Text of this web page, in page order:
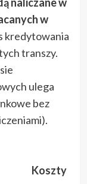
w
kredytowania
transzy.
ulega
bez
Koszty